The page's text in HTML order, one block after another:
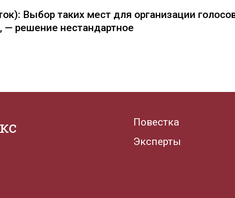
Выбор таких мест для организации
— решение нестандартное
Повестка
Эксперты